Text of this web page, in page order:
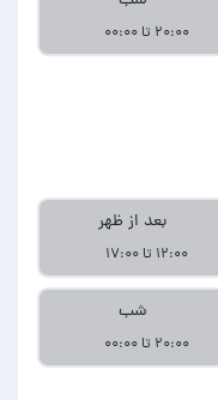
۲۰:۰۰ تا ۰۰:۰۰
بعد از ظهر
۱۲:۰۰ تا ۱۷:۰۰
شب
۲۰:۰۰ تا ۰۰:۰۰